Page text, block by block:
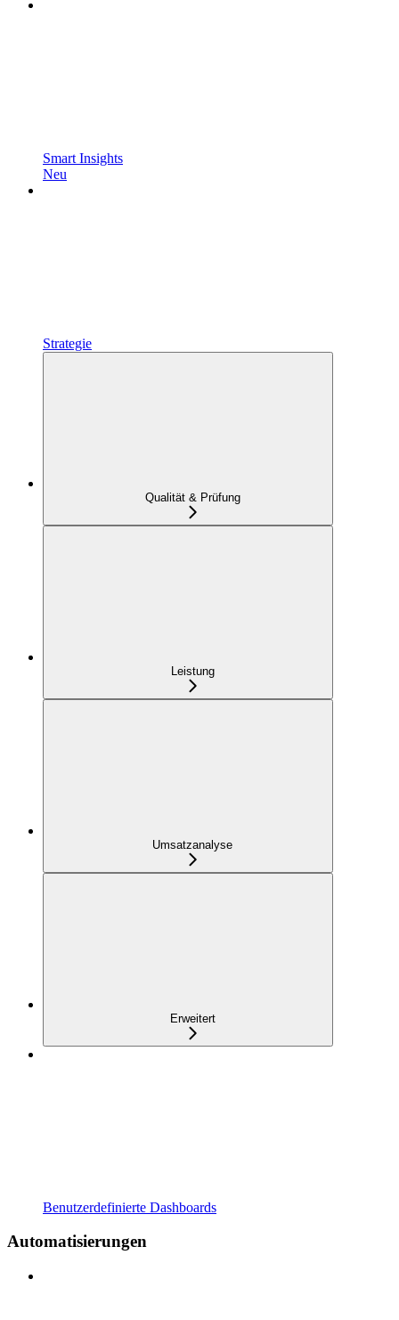
Smart Insights
Neu
Strategie
Qualität & Prüfung
Leistung
Umsatzanalyse
Erweitert
Benutzerdefinierte Dashboards
Automatisierungen